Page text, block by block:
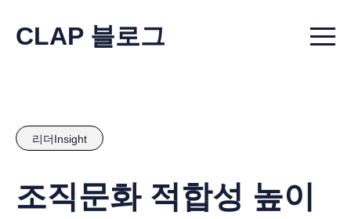
CLAP 블로그 Menu
리더Insight
조직문화 적합성 높이